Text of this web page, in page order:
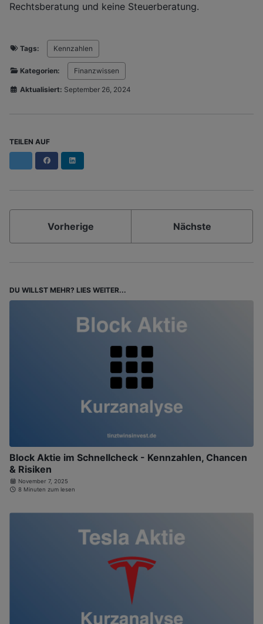
Rechtsberatung und keine Steuerberatung.
Tags: Kennzahlen
Kategorien: Finanzwissen
Aktualisiert: September 26, 2024
TEILEN AUF
Facebook
Vorherige Nächste
DU WILLST MEHR? LIES WEITER...
Block Aktie im Schnellcheck - Kennzahlen, Chancen
& Risiken
November 7, 2025
8 Minuten zum lesen